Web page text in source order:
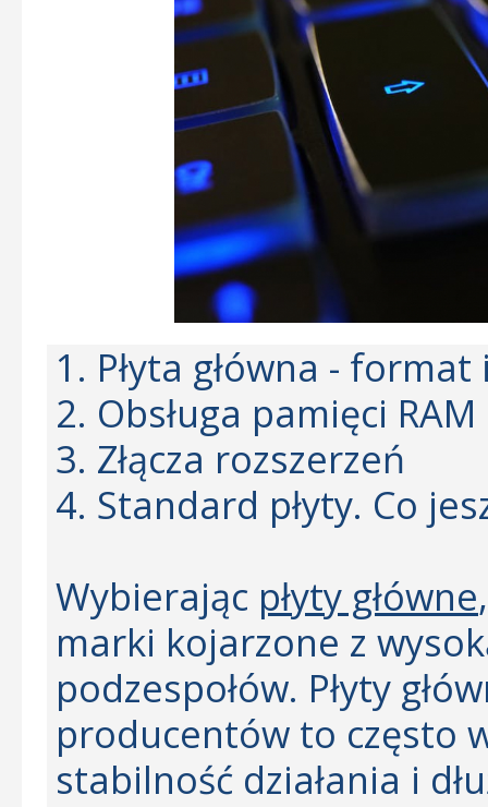
1. Płyta główna -
2. Obsługa pamięci RAM
3. Złącza rozszerzeń
4. Standard płyty. Co
Wybierając płyty główne
marki kojarzone z
podzespołów. Płyty
producentów to często
stabilność działania i